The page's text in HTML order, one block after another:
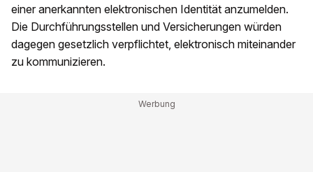
einer anerkannten elektronischen Identität anzumelden.
Die Durchführungsstellen und Versicherungen würden
dagegen gesetzlich verpflichtet, elektronisch miteinander
zu kommunizieren.